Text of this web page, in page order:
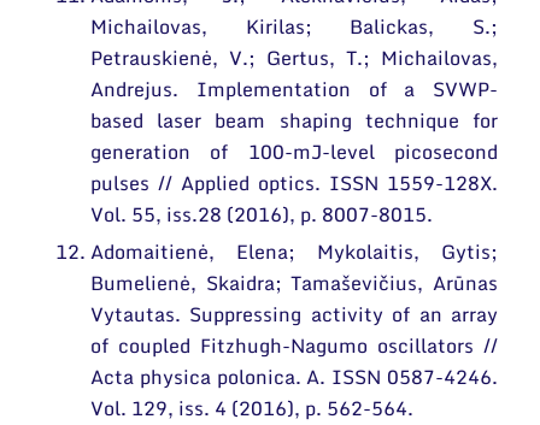
Michailovas, Kirilas; Balickas, S.;
Petrauskienė, V.; Gertus, T.; Michailovas,
Andrejus. Implementation of a SVWP-
based laser beam shaping technique for
generation of 100-mJ-level picosecond
pulses // Applied optics. ISSN 1559-128X.
Vol. 55, iss.28 (2016), p. 8007-8015.
Adomaitienė, Elena; Mykolaitis, Gytis;
Bumelienė, Skaidra; Tamaševičius, Arūnas
Vytautas. Suppressing activity of an array
of coupled Fitzhugh-Nagumo oscillators //
Acta physica polonica. A. ISSN 0587-4246.
Vol. 129, iss. 4 (2016), p. 562-564.